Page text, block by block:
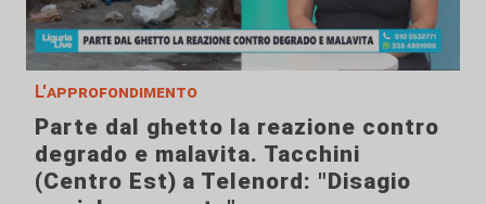
L'approfondimento
Parte dal ghetto la reazione contro
degrado e malavita. Tacchini
(Centro Est) a Telenord: "Disagio